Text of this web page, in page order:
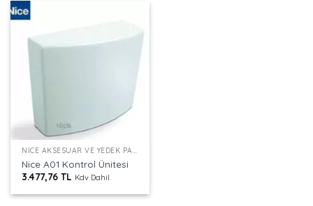
NICE AKSESUAR VE YEDEK PARÇALAR
Nice A01 Kontrol Ünitesi
3.477,76TL Kdv Dahil